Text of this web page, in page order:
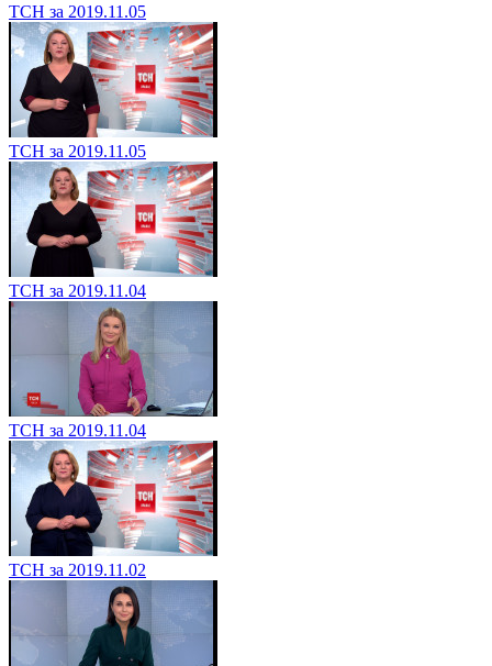
ТСН за 2019.11.05
ТСН за 2019.11.05
ТСН за 2019.11.04
ТСН за 2019.11.04
ТСН за 2019.11.02